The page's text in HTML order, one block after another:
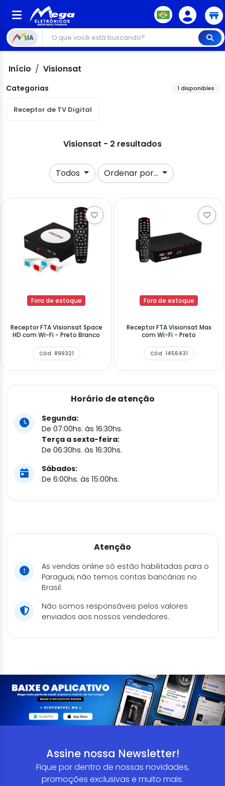
IA
Início Visionsat
Categorias 1 disponibles
Receptor de TV Digital
Visionsat - 2 resultados
Todos Ordenar por...
Fora de estoque
Receptor FTA Visionsat Space
HD com Wi-Fi - Preto Branco
Cód. 899321
Fora de estoque
Receptor FTA Visionsat Max
com Wi-Fi - Preto
Cód. 1456431
Horário de atenção
Segunda:
De 07:00hs. às 16:30hs.
Terça a sexta-feira:
De 06:30hs. às 16:30hs.
Sábados:
De 6:00hs. às 15:00hs.
Atenção
As vendas online só estão habilitadas para o
Paraguai, não temos contas bancárias no
Brasil.
Não somos responsáveis pelos valores
enviados aos nossos vendedores.
Assine nossa Newsletter!
Fique por dentro de nossas novidades,
promoções exclusivas e muito mais.